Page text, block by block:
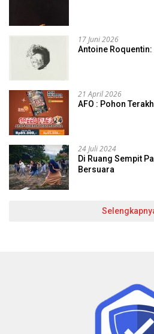
17 Juni 2026
Antoine
21 April 2026
AFO : Pohon
24 Juli 2024
Di Ruang Sempit
Bersuara